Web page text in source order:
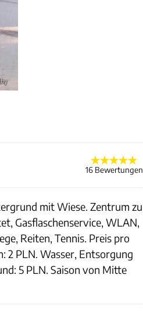
16 Bewertungen
mit Wiese. Zentrum zu
Gasflaschenservice, WLAN,
Reiten, Tennis. Preis pro
2 PLN. Wasser, Entsorgung
5 PLN. Saison von Mitte